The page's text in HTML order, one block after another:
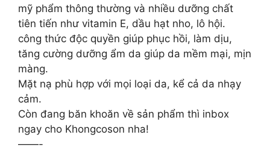
mỹ phẩm thông thường và nhiều dưỡng chất
tiên tiến như vitamin E, dầu hạt nho, lô hội.
công thức độc quyền giúp phục hồi, làm dịu,
tăng cường dưỡng ẩm da giúp da mềm mại, mịn
màng.
Mặt nạ phù hợp với mọi loại da, kể cả da nhạy
cảm.
Còn đang băn khoăn về sản phẩm thì inbox
ngay cho Khongcoson nha!
——-